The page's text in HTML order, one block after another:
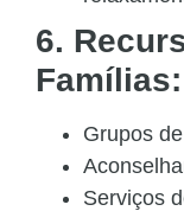
6.
Famílias:
Grupos
Serviços